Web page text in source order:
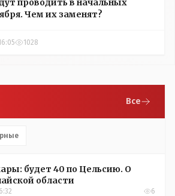
проводить в начальных
Чем их заменят?
1028
Все
будет 40 по Цельсию. О
области
6